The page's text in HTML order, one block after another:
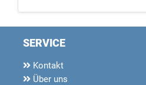
SERVICE
Kontakt
Über uns